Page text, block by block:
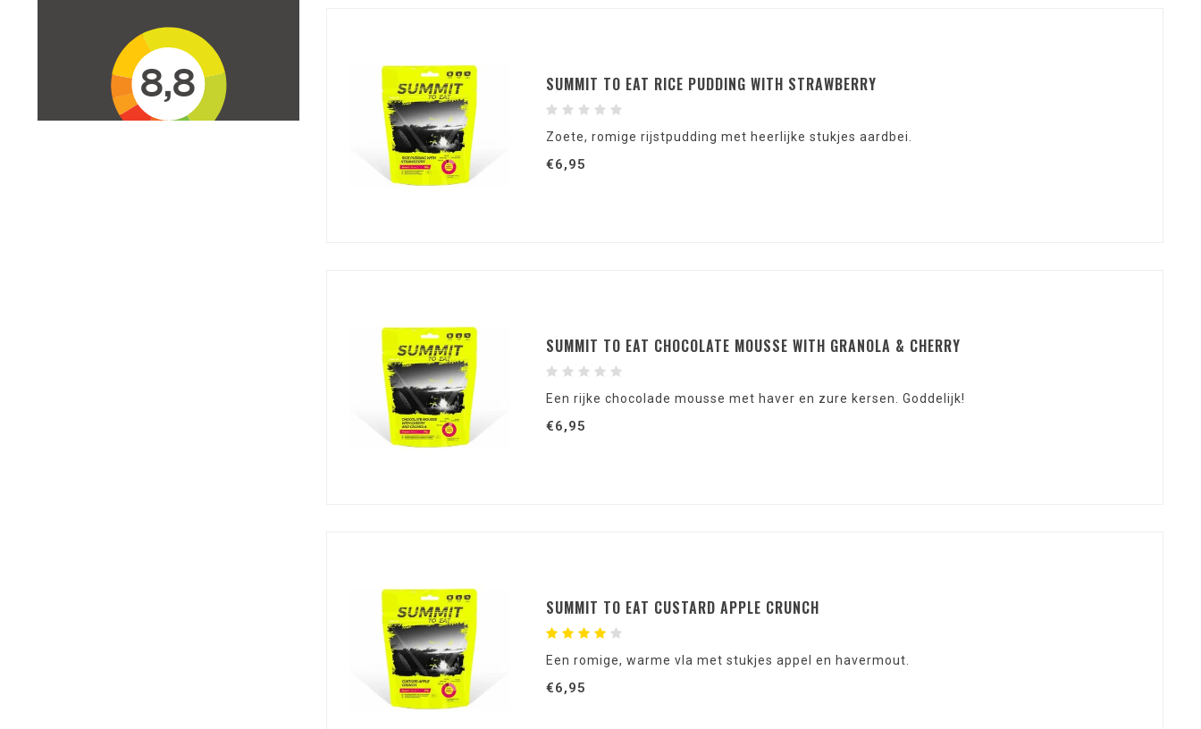
SUMMIT TO EAT RICE PUDDING WITH STRAWBERRY
Zoete, romige rijstpudding met heerlijke stukjes aardbei.
€6,95
SUMMIT TO EAT CHOCOLATE MOUSSE WITH GRANOLA & CHERRY
Een rijke chocolade mousse met haver en zure kersen. Goddelijk!
€6,95
SUMMIT TO EAT CUSTARD APPLE CRUNCH
Een romige, warme vla met stukjes appel en havermout.
€6,95